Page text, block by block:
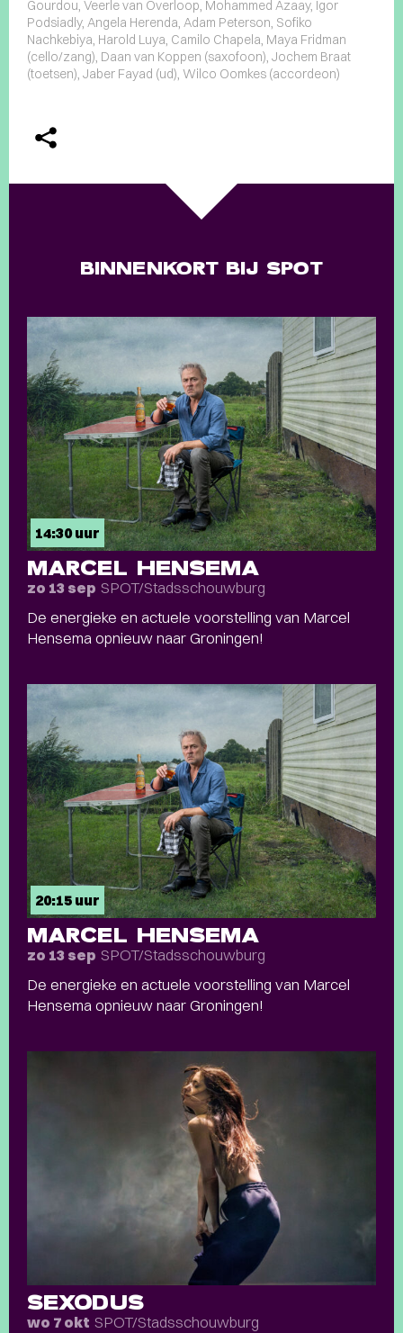
Gourdou, Veerle van Overloop, Mohammed Azaay, Igor
Podsiadly, Angela Herenda, Adam Peterson, Sofiko
Nachkebiya, Harold Luya, Camilo Chapela, Maya Fridman
(cello/zang), Daan van Koppen (saxofoon), Jochem Braat
(toetsen), Jaber Fayad (ud), Wilco Oomkes (accordeon)
BINNENKORT BIJ SPOT
14:30 uur
MARCEL HENSEMA
zo 13 sep SPOT/Stadsschouwburg
De energieke en actuele voorstelling van Marcel
Hensema opnieuw naar Groningen!
20:15 uur
MARCEL HENSEMA
zo 13 sep SPOT/Stadsschouwburg
De energieke en actuele voorstelling van Marcel
Hensema opnieuw naar Groningen!
SEXODUS
wo 7 okt SPOT/Stadsschouwburg